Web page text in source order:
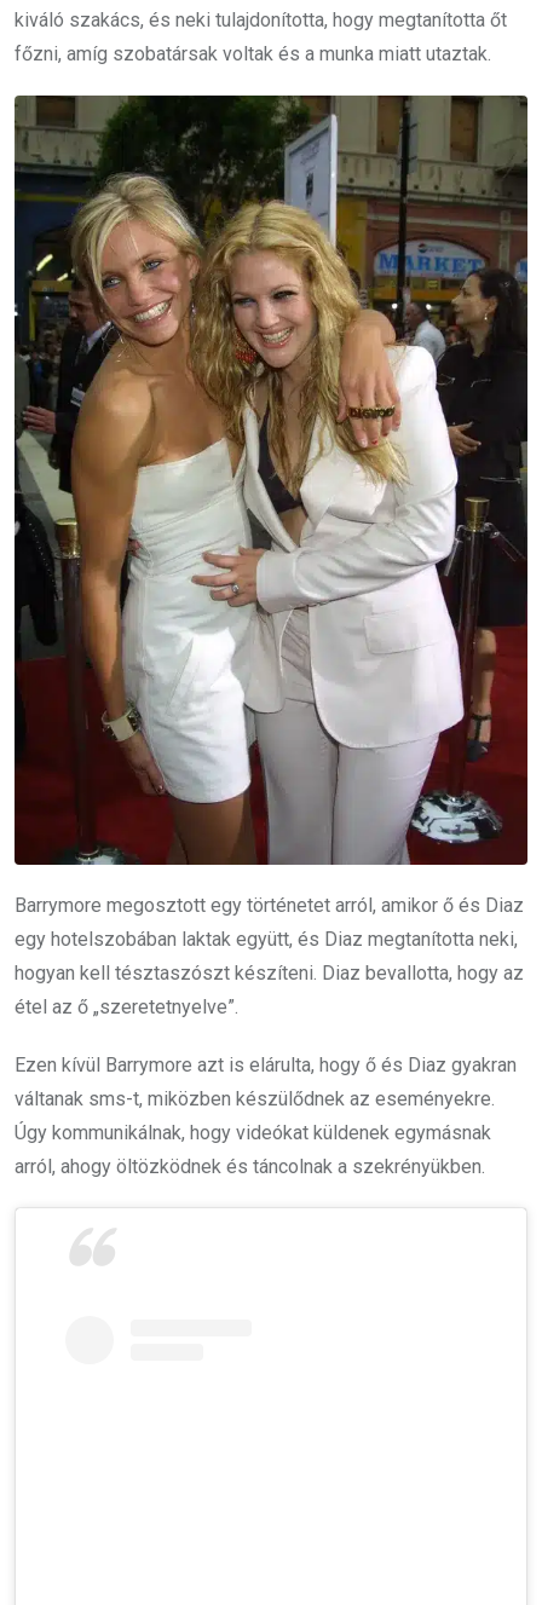
kiváló szakács, és neki tulajdonította, hogy megtanította őt
főzni, amíg szobatársak voltak és a munka miatt utaztak.
Barrymore megosztott egy történetet arról, amikor ő és Diaz
egy hotelszobában laktak együtt, és Diaz megtanította neki,
hogyan kell tésztaszószt készíteni. Diaz bevallotta, hogy az
étel az ő „szeretetnyelve”.
Ezen kívül Barrymore azt is elárulta, hogy ő és Diaz gyakran
váltanak sms-t, miközben készülődnek az eseményekre.
Úgy kommunikálnak, hogy videókat küldenek egymásnak
arról, ahogy öltözködnek és táncolnak a szekrényükben.